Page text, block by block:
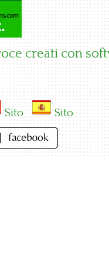
creati con
Sito Sito